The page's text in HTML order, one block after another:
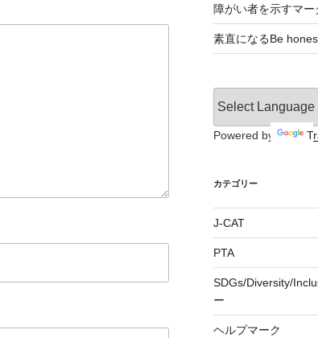
障がい者を示すマー
素直になるBe
Powered by
カテゴリー
J-CAT
PTA
SDGs/Diversity/
ー
ヘルプマーク